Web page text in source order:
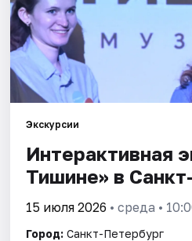
Экскурсии
Спорт
События
Города
Площадки
Экскурсии
Интерактивная
Тишине» в
15 июля 2026 • среда •
Город: Санкт-Петербург